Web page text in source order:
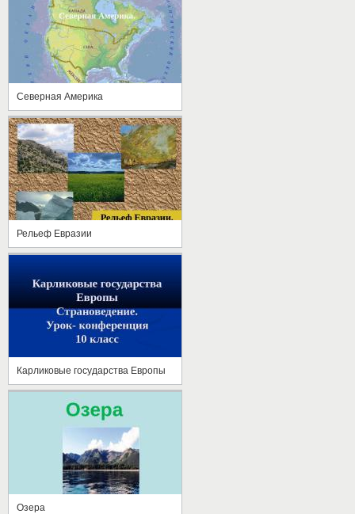
Северная Америка
Рельеф Евразии
Карликовые государства Европы
Озера